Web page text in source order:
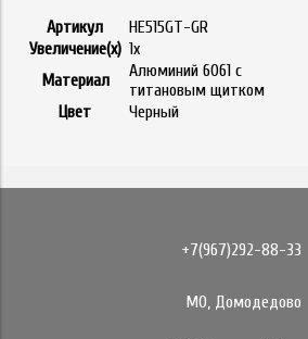
Артикул
HE515GT-GR
Увеличение(x) 1х
Материал
Алюминий 6061 с
титановым щитком
Цвет
Черный
+7(967)292-88-33
МО, Домодедово